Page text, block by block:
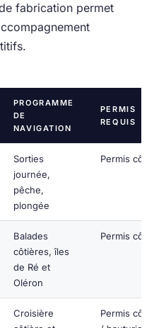
fabrication permet
PROGRAMME
DE
NAVIGATION
PERMIS
REQUIS
Sorties
journée,
pêche,
plongée
Permis
Balades
côtières, îles
de Ré et
Oléron
Permis
Croisière
Permis